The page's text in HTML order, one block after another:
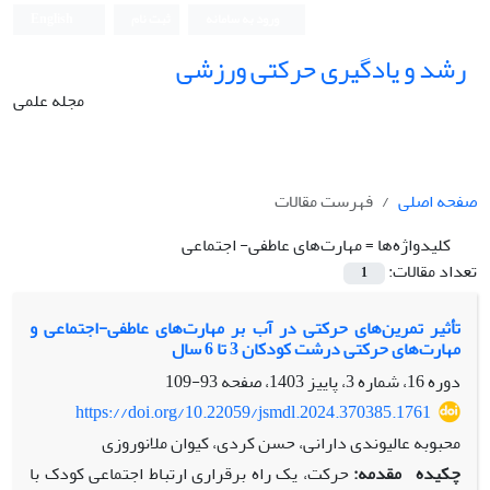
رشد و یادگیری حرکتی ورزشی
مجله علمی
صفحه اصلی
فهرست مقالات
کلیدواژه‌ها =مهارت‌های عاطفی- اجتماعی
تعداد مقالات:
1
تأثیر تمرین‌های حرکتی در آب بر مهارت‌های عاطفی-اجتماعی و
مهارت‌های حرکتی درشت کودکان 3 تا 6 سال
دوره 16، شماره 3، پاییز 1403، صفحه
93-109
https://doi.org/10.22059/jsmdl.2024.370385.1761
محبوبه عالیوندی دارانی، حسن کردی، کیوان ملانوروزی
چکیده مقدمه:حرکت، یک راه برقراری ارتباط اجتماعی کودک با